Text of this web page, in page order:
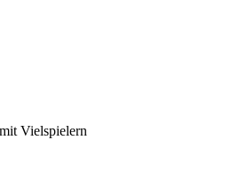
Vielspielern